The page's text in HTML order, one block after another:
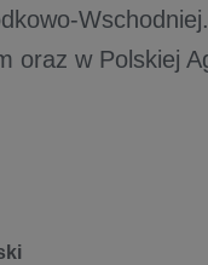
oraz w Polskiej